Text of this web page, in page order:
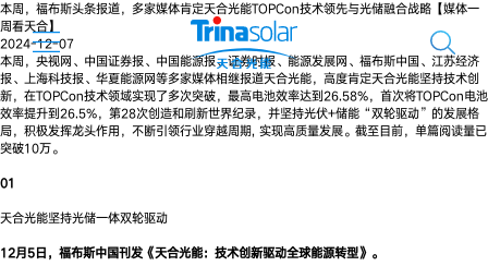
本周，福布斯头条报道，多家媒体肯定天合光能TOPCon技术领先与光储融合战略【媒体一
周看天合】
2024-12-07
本周，央视网、中国证券报、中国能源报、证券时报、能源发展网、福布斯中国、江苏经济
报、上海科技报、华夏能源网等多家媒体相继报道天合光能，高度肯定天合光能坚持技术创
新，在TOPCon技术领域实现了多次突破，最高电池效率达到26.58%，首次将TOPCon电池
效率提升到26.5%，第28次创造和刷新世界纪录，并坚持光伏+储能“双轮驱动”的发展格
局，积极发挥龙头作用，不断引领行业穿越周期, 实现高质量发展。截至目前，单篇阅读量已
突破10万。
01
天合光能坚持光储一体双轮驱动
12月5日，福布斯中国刊发《天合光能：技术创新驱动全球能源转型》。